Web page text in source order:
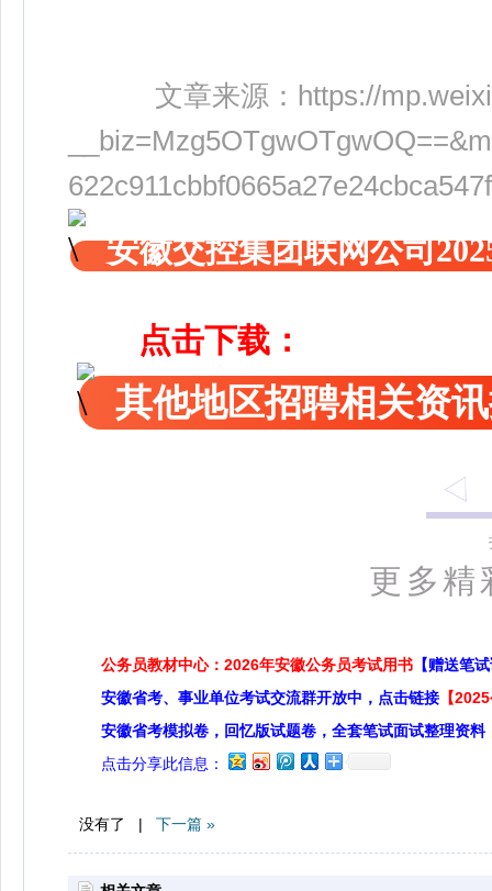
文章来源： https://
安徽交控集团联网公司
点击下载：
其他地区招聘相关资
更多精
公务员教材中心：2026年安徽公务员考试用书 【赠送笔
安徽省考、事业单位考试交流群开放中，点击链接 【
安徽省考模拟卷，回忆版试题卷，全套笔试面试整理资料
点击分享此信息：
没有了 | 下一篇 »